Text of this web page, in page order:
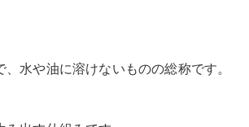
水や油に溶けないものの総称です。